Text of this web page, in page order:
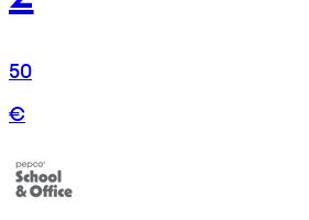
50
€